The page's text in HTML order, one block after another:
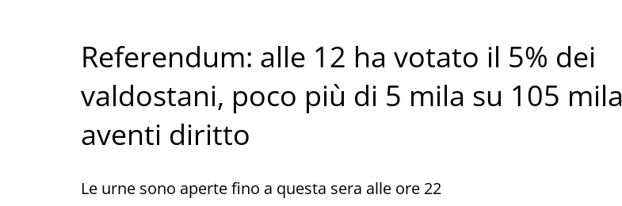
Referendum: alle 12 ha votato il 5% dei
valdostani, poco più di 5 mila su 105 mila
aventi diritto
Le urne sono aperte fino a questa sera alle ore 22